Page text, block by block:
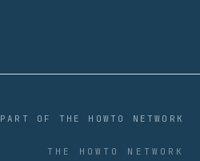
PART OF THE HOWTO NETWORK
THE HOWTO NETWORK